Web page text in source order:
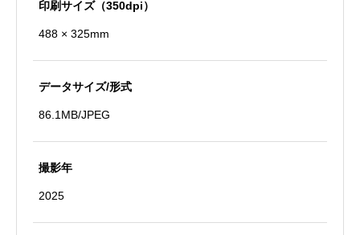
印刷サイズ（350dpi）
488 × 325mm
データサイズ/形式
86.1MB/JPEG
撮影年
2025